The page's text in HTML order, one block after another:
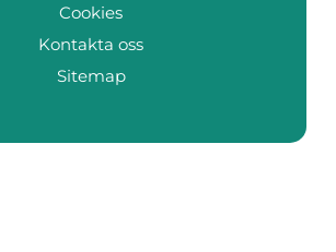
Cookies
Kontakta oss
Sitemap